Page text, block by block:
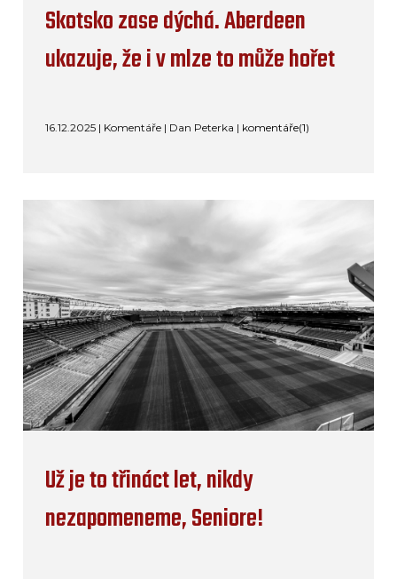
Skotsko zase dýchá. Aberdeen
ukazuje, že i v mlze to může hořet
16.12.2025 | Komentáře | Dan Peterka | komentáře(1)
Už je to třináct let, nikdy
nezapomeneme, Seniore!